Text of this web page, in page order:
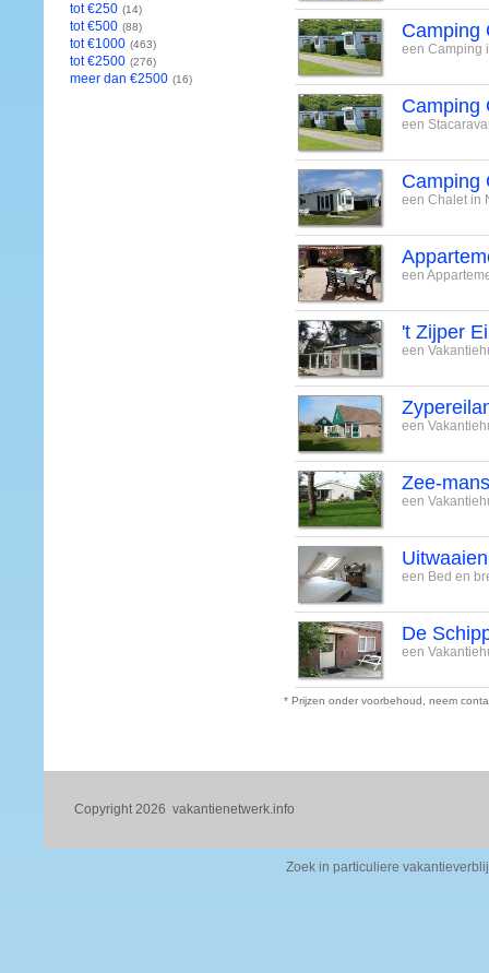
tot €250 (14)
tot €500 (88)
tot €1000 (463)
tot €2500 (276)
meer dan €2500 (16)
Camping
een Camping
Camping
een
Camping
een Chalet in
een
't Zijper
een
een
Zee-
een
een Bed en
De
een
* Prijzen onder voorbehoud, neem
Copyright 2026 vakantienetwerk.info
Zoek in particuliere